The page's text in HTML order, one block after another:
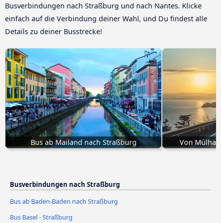
Busverbindungen nach Straßburg und nach Nantes. Klicke
einfach auf die Verbindung deiner Wahl, und Du findest alle
Details zu deiner Busstrecke!
Bus ab Mailand nach Straßburg Von
Busverbindungen nach Straßburg
Bus ab Baden-Baden nach Straßburg
Bus Basel - Straßburg